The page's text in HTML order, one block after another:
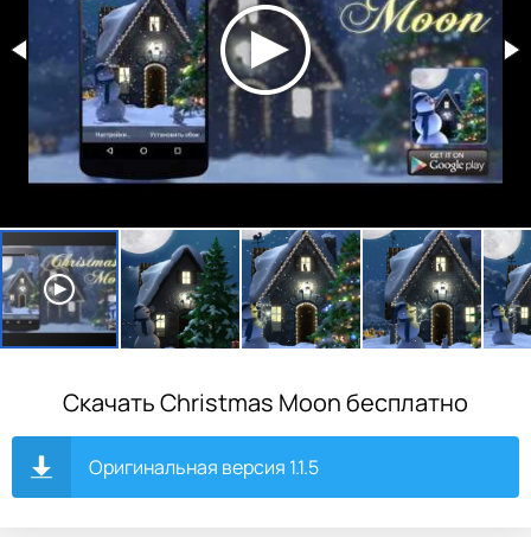
Скачать Christmas Moon бесплатно
Оригинальная версия 1.1.5